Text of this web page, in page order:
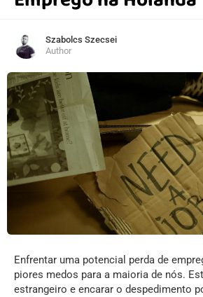
Szabolcs Szecsei
Author
Enfrentar uma potencial perda de
piores medos para a maioria de nós.
estrangeiro e encarar o despedimento